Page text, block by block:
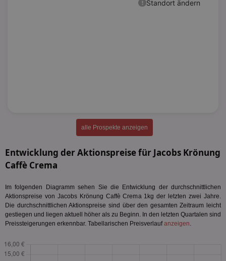
alle Prospekte anzeigen
Entwicklung der Aktionspreise für Jacobs Krönung
Caffè Crema
Im folgenden Diagramm sehen Sie die Entwicklung der durchschnittlichen
Aktionspreise von Jacobs Krönung Caffè Crema 1kg der letzten zwei Jahre.
Die durchschnittlichen Aktionspreise sind über den gesamten Zeitraum leicht
gestiegen und liegen aktuell höher als zu Beginn. In den letzten Quartalen sind
Preissteigerungen erkennbar. Tabellarischen Preisverlaufanzeigen.